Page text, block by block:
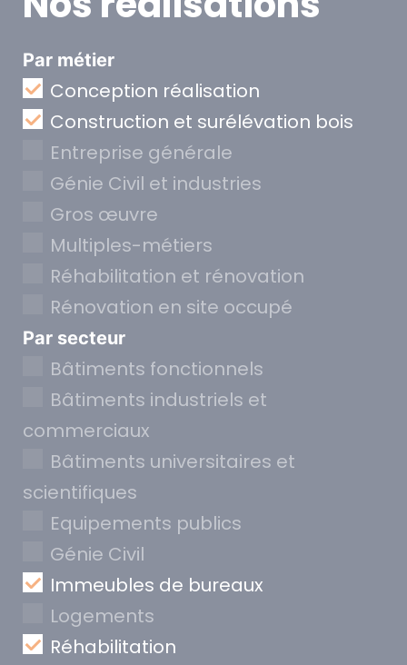
Par métier
Conception réalisation
Construction et surélévation bois
Entreprise générale
Génie Civil et industries
Gros œuvre
Multiples-métiers
Réhabilitation et rénovation
Rénovation en site occupé
Par secteur
Bâtiments fonctionnels
Bâtiments industriels et
commerciaux
Bâtiments universitaires et
scientifiques
Equipements publics
Génie Civil
Immeubles de bureaux
Logements
Réhabilitation